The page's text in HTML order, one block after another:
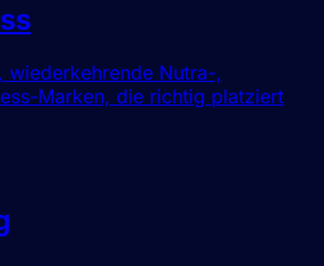
wiederkehrende Nutra-,
Marken, die richtig platziert